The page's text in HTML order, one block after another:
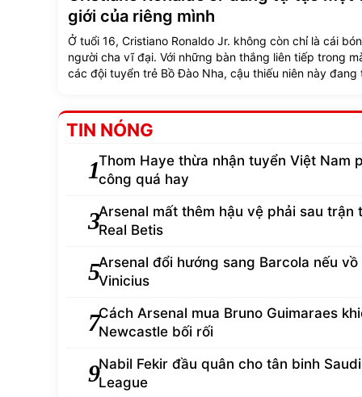
Cristiano Ronaldo Jr đang tự tạo một
Ở tuổi 16, Cristiano Ronaldo Jr. không còn chỉ là cái
người cha vĩ đại. Với những bàn thắng liên tiếp trong
lên hy vọng về một màn kết hợp lịch sử với cha của